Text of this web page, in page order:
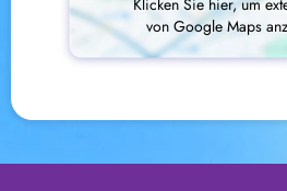
von Google Maps